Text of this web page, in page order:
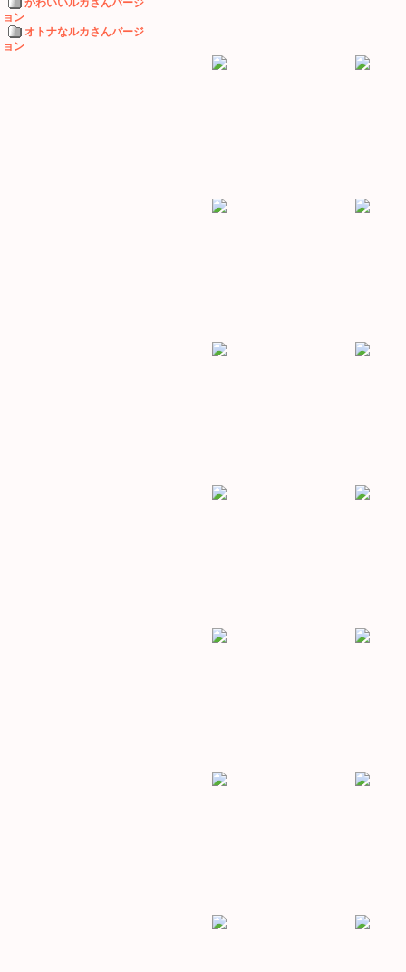
かわいいルカさんバージ
ョン
オトナなルカさんバージ
ョン